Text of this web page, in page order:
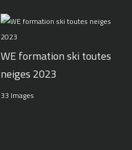
WE formation ski toutes
neiges 2023
33 Images